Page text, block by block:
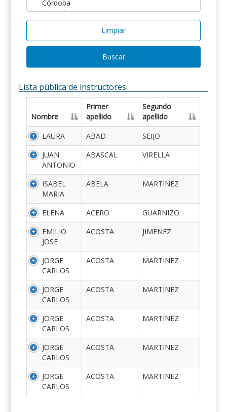
Limpiar
Buscar
Lista pública de instructores
Nombre
Primer
apellido
Segundo
apellido
LAURA
ABAD
SEIJO
JUAN
ANTONIO
ABASCAL VIRELLA
ISABEL
MARIA
ABELA MARTINEZ
ELENA ACERO
GUARNIZO
EMILIO
JOSE
ACOSTA JIMENEZ
JORGE
CARLOS
ACOSTA MARTINEZ
JORGE
CARLOS
ACOSTA MARTINEZ
JORGE
CARLOS
ACOSTA MARTINEZ
JORGE
CARLOS
ACOSTA MARTINEZ
JORGE
CARLOS
ACOSTA MARTINEZ